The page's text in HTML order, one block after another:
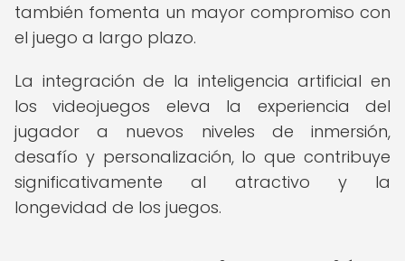
también fomenta un mayor compromiso con
el juego a largo plazo.
La integración de la inteligencia artificial en
los videojuegos eleva la experiencia del
jugador a nuevos niveles de inmersión,
desafío y personalización, lo que contribuye
significativamente al atractivo y la
longevidad de los juegos.